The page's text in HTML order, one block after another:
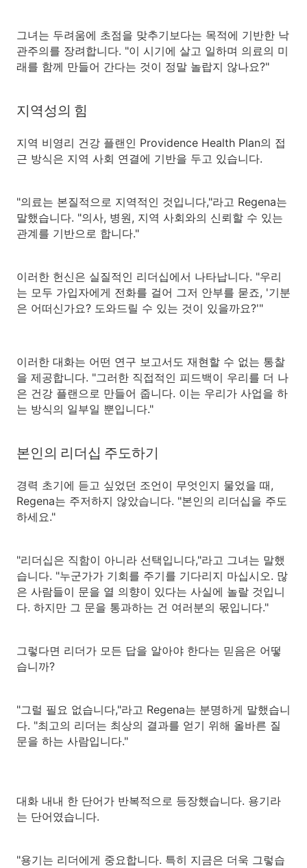
그녀는 두려움에 초점을 맞추기보다는 목적에 기반한 낙
관주의를 장려합니다. "이 시기에 살고 일하며 의료의 미
래를 함께 만들어 간다는 것이 정말 놀랍지 않나요?"
지역성의 힘
지역 비영리 건강 플랜인 Providence Health Plan의 접
근 방식은 지역 사회 연결에 기반을 두고 있습니다.
"의료는 본질적으로 지역적인 것입니다,"라고 Regena는
말했습니다. "의사, 병원, 지역 사회와의 신뢰할 수 있는
관계를 기반으로 합니다."
이러한 헌신은 실질적인 리더십에서 나타납니다. "우리
는 모두 가입자에게 전화를 걸어 그저 안부를 묻죠, '기분
은 어떠신가요? 도와드릴 수 있는 것이 있을까요?'"
이러한 대화는 어떤 연구 보고서도 재현할 수 없는 통찰
을 제공합니다. "그러한 직접적인 피드백이 우리를 더 나
은 건강 플랜으로 만들어 줍니다. 이는 우리가 사업을 하
는 방식의 일부일 뿐입니다."
본인의 리더십 주도하기
경력 초기에 듣고 싶었던 조언이 무엇인지 물었을 때,
Regena는 주저하지 않았습니다. "본인의 리더십을 주도
하세요."
"리더십은 직함이 아니라 선택입니다,"라고 그녀는 말했
습니다. "누군가가 기회를 주기를 기다리지 마십시오. 많
은 사람들이 문을 열 의향이 있다는 사실에 놀랄 것입니
다. 하지만 그 문을 통과하는 건 여러분의 몫입니다."
그렇다면 리더가 모든 답을 알아야 한다는 믿음은 어떻
습니까?
"그럴 필요 없습니다,"라고 Regena는 분명하게 말했습니
다. "최고의 리더는 최상의 결과를 얻기 위해 올바른 질
문을 하는 사람입니다."
대화 내내 한 단어가 반복적으로 등장했습니다. 용기라
는 단어였습니다.
"용기는 리더에게 중요합니다. 특히 지금은 더욱 그렇습